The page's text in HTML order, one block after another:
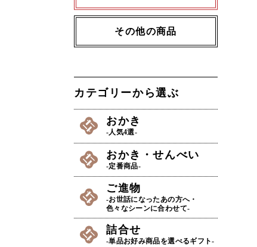
その他の商品
カテゴリーから選ぶ
おかき
-人気4選-
おかき・せんべい
-定番商品-
ご進物
-お世話になったあの方へ・
色々なシーンに合わせて-
詰合せ
-単品お好み商品を選べるギフト-